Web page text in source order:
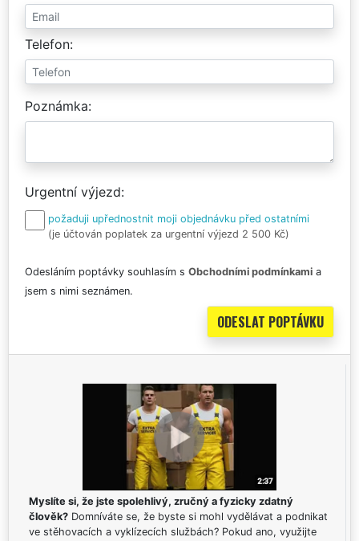
Telefon
Poznámka
Urgentní výjezd
požaduji upřednostnit moji objednávku před ostatními
(je účtován poplatek za urgentní výjezd 2 500 Kč)
Odesláním poptávky souhlasím s Obchodními podmínkami a
jsem s nimi seznámen.
Myslíte si, že jste spolehlivý, zručný a fyzicky zdatný
člověk? Domníváte se, že byste si mohl vydělávat a podnikat
ve stěhovacích a vyklízecích službách? Pokud ano, využijte